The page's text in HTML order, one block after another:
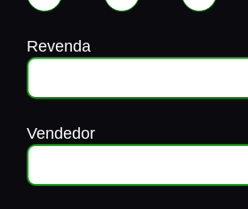
Revenda
Vendedor